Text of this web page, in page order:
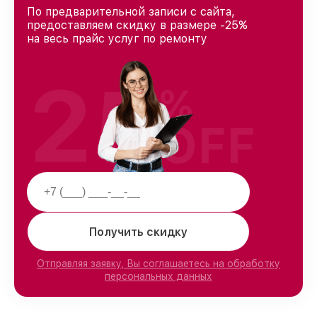
По предварительной записи с сайта,
предоставляем скидку в размере -25%
на весь прайс услуг по ремонту
Получить скидку
Отправляя заявку, Вы соглашаетесь на обработку
персональных данных
25%
OFF